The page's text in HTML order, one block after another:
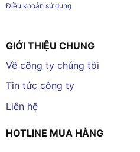
Điều khoản sử dụng
GIỚI THIỆU CHUNG
Về công ty chúng tôi
Tin tức công ty
Liên hệ
HOTLINE MUA HÀNG